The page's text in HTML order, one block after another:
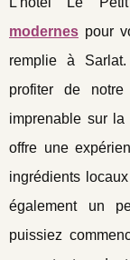
modernes pour
remplie à
profiter de
imprenable sur
offre une
ingrédients
également un
puissiez